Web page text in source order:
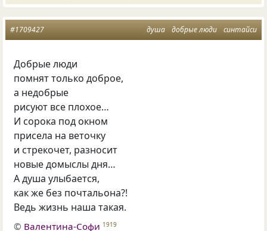
душа добрые люди синтайси
#1709427
Добрые люди
помнят только доброе,
а недобрые
рисуют все плохое…
И сорока под окном
присела на веточку
и стрекочет, разносит
новые домыслы дня…
А душа улыбается,
как же без почтальона?!
Ведь жизнь наша такая.
© Валентина-Софи 1919